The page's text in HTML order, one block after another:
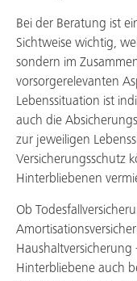
Bei der Beratung ist
Sichtweise wichtig,
sondern im
vorsorgerelevanten
Lebenssituation ist
auch die
zur jeweiligen
Versicherungsschutz
Hinterbliebenen
Ob
Haushaltversicherung
Hinterbliebene auch